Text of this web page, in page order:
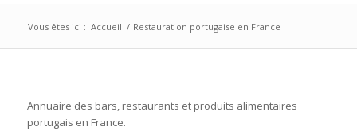
Vous êtes ici : Accueil / Restauration portugaise en France
Annuaire des bars, restaurants et produits alimentaires
portugais en France.